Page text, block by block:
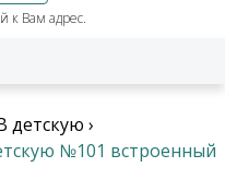
к Вам адрес.
детскую ›
№101 встроенный